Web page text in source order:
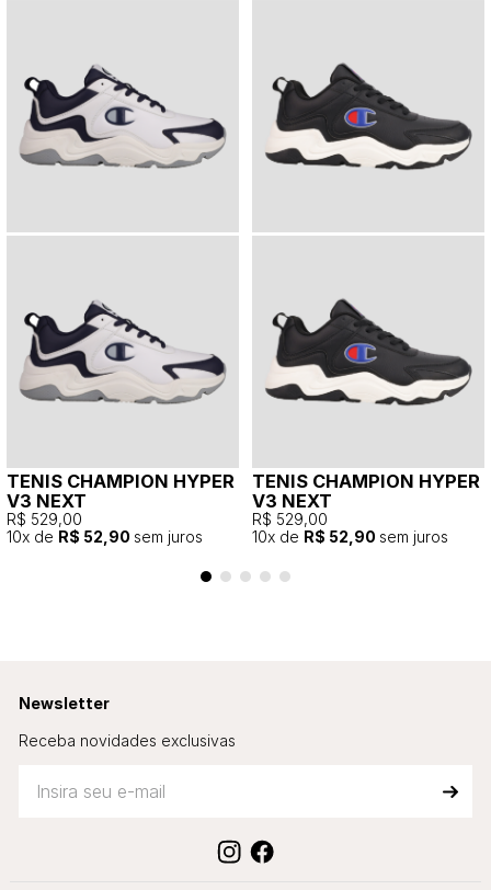
TENIS CHAMPION HYPER
V3 NEXT
R$ 529,00
10x de R$ 52,90 sem juros
TENIS CHAMPION HYPER
V3 NEXT
R$ 529,00
10x de R$ 52,90 sem juros
Newsletter
Receba novidades exclusivas